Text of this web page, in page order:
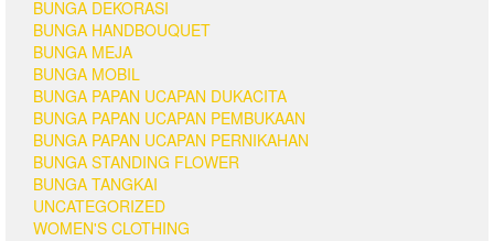
BUNGA DEKORASI
BUNGA HANDBOUQUET
BUNGA MEJA
BUNGA MOBIL
BUNGA PAPAN UCAPAN DUKACITA
BUNGA PAPAN UCAPAN PEMBUKAAN
BUNGA PAPAN UCAPAN PERNIKAHAN
BUNGA STANDING FLOWER
BUNGA TANGKAI
UNCATEGORIZED
WOMEN'S CLOTHING